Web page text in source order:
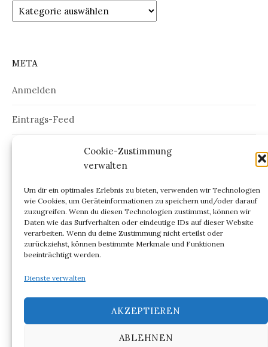
Cookie-Zustimmung
verwalten
Um dir ein optimales Erlebnis zu bieten, verwenden wir Technologien
wie Cookies, um Geräteinformationen zu speichern und/oder darauf
zuzugreifen. Wenn du diesen Technologien zustimmst, können wir
Daten wie das Surfverhalten oder eindeutige IDs auf dieser Website
verarbeiten. Wenn du deine Zustimmung nicht erteilst oder
zurückziehst, können bestimmte Merkmale und Funktionen
beeinträchtigt werden.
Dienste verwalten
AKZEPTIEREN
ABLEHNEN
Kategorien
META
Anmelden
Eintrags-Feed
Kommentar-Feed
ARCHIV
Archiv